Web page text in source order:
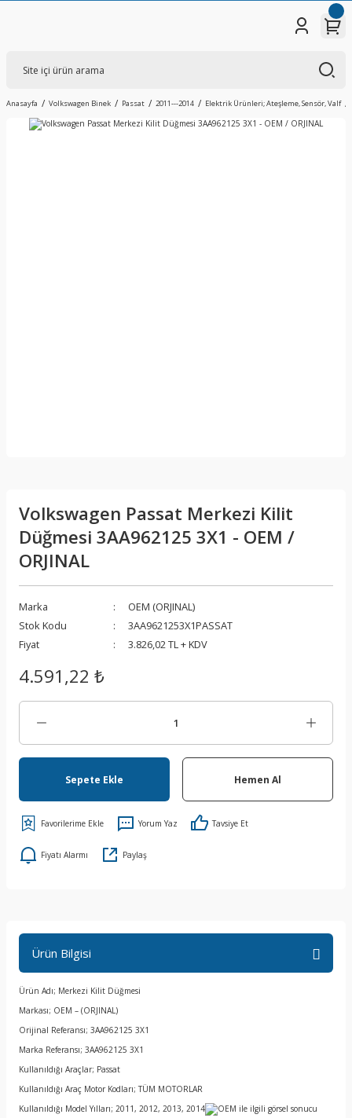
Anasayfa Volkswagen Binek Passat 2011---2014 Elektrik Ürünleri; Ateşleme, Sensör, Valf
Volkswagen Passat Merkezi Kilit
Düğmesi 3AA962125 3X1 - OEM /
ORJINAL
Marka
OEM (ORJINAL)
Stok Kodu
3AA9621253X1PASSAT
Fiyat
3.826,02 TL + KDV
4.591,22 ₺
Sepete Ekle Hemen Al
Yorum Yaz Tavsiye Et
Fiyatı Alarmı Paylaş
Ürün Bilgisi
Ürün Adı; Merkezi Kilit Düğmesi
Markası; OEM – (ORJINAL)
Orijinal Referansı; 3AA962125 3X1
Marka Referansı; 3AA962125 3X1
Kullanıldığı Araçlar; Passat
Kullanıldığı Araç Motor Kodları; TÜM MOTORLAR
Kullanıldığı Model Yılları; 2011, 2012, 2013, 2014